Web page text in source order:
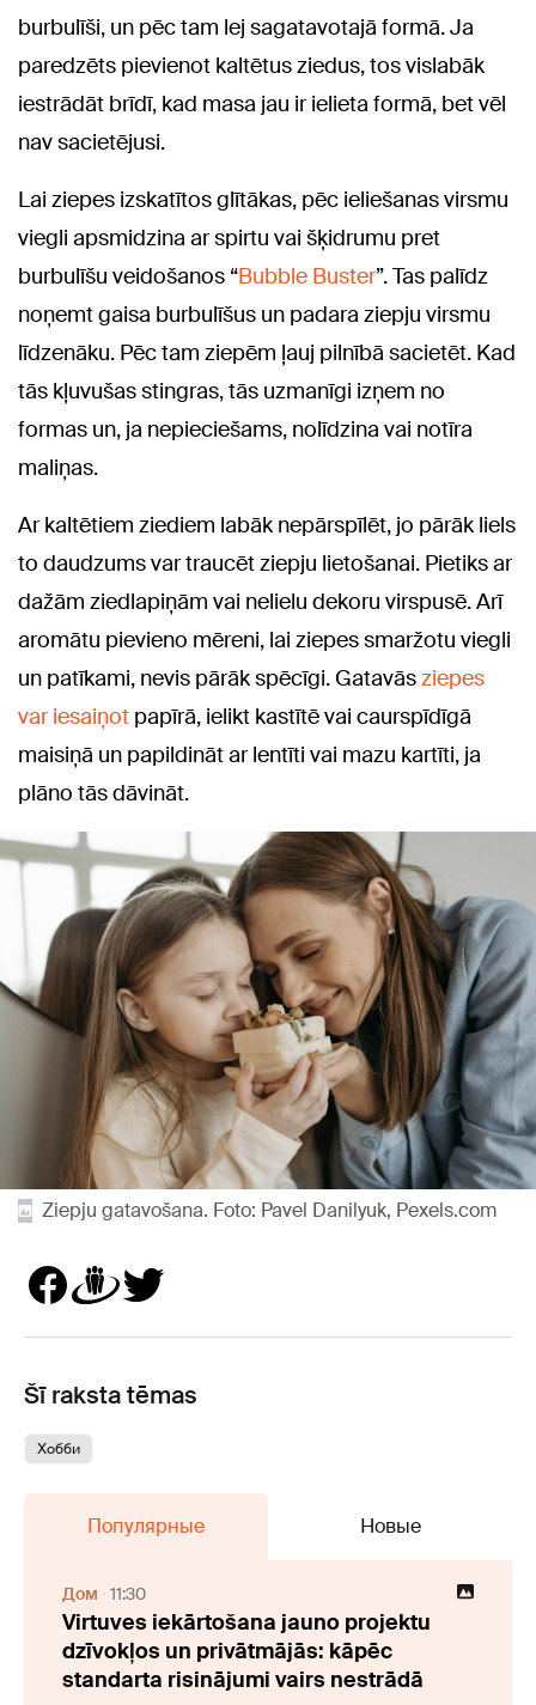
burbulīši, un pēc tam lej sagatavotajā formā. Ja
paredzēts pievienot kaltētus ziedus, tos vislabāk
iestrādāt brīdī, kad masa jau ir ielieta formā, bet vēl
nav sacietējusi.
Lai ziepes izskatītos glītākas, pēc ieliešanas virsmu
viegli apsmidzina ar spirtu vai šķidrumu pret
burbulīšu veidošanos “Bubble Buster”. Tas palīdz
noņemt gaisa burbulīšus un padara ziepju virsmu
līdzenāku. Pēc tam ziepēm ļauj pilnībā sacietēt. Kad
tās kļuvušas stingras, tās uzmanīgi izņem no
formas un, ja nepieciešams, nolīdzina vai notīra
maliņas.
Ar kaltētiem ziediem labāk nepārspīlēt, jo pārāk liels
to daudzums var traucēt ziepju lietošanai. Pietiks ar
dažām ziedlapiņām vai nelielu dekoru virspusē. Arī
aromātu pievieno mēreni, lai ziepes smaržotu viegli
un patīkami, nevis pārāk spēcīgi. Gatavāsziepes
var iesaiņot papīrā, ielikt kastītē vai caurspīdīgā
maisiņā un papildināt ar lentīti vai mazu kartīti, ja
plāno tās dāvināt.
Ziepju gatavošana. Foto: Pavel Danilyuk, Pexels.com
Šī raksta tēmas
Хобби
Популярные Новые
Дом 11:30
Virtuves iekārtošana jauno projektu
dzīvokļos un privātmājās: kāpēc
standarta risinājumi vairs nestrādā